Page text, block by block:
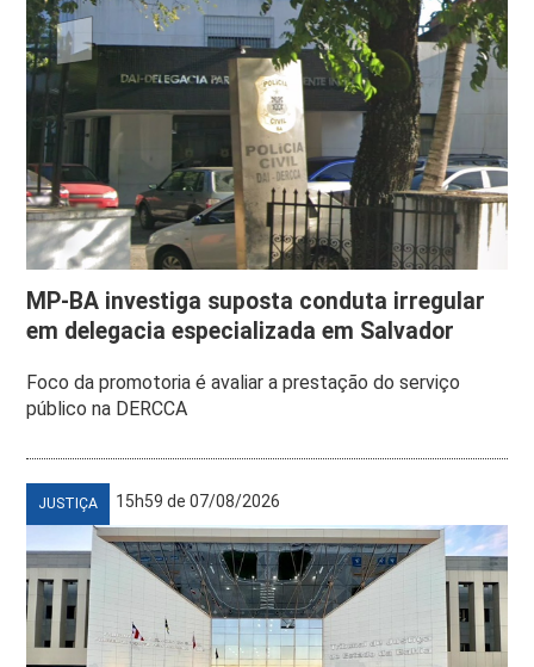
MP-BA investiga suposta conduta irregular
em delegacia especializada em Salvador
Foco da promotoria é avaliar a prestação do serviço
público na DERCCA
JUSTIÇA 15h59 de 07/08/2026